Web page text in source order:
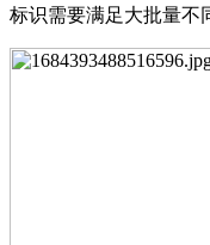
标识需要满⾜⼤批量不